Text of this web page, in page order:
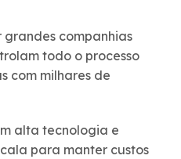
grandes companhias
todo o processo
com milhares de
alta tecnologia e
para manter custos